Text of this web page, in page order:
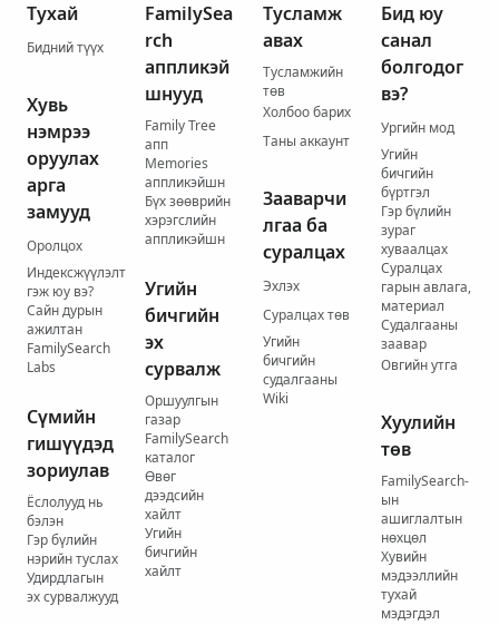
Тухай
Бидний түүх
Хувь
нэмрээ
оруулах
арга
замууд
Оролцох
Индексжүүлэлт
гэж юу вэ?
Сайн дурын
ажилтан
FamilySearch
Labs
Сүмийн
гишүүдэд
зориулав
Ёслолууд нь
бэлэн
Гэр бүлийн
нэрийн туслах
Удирдлагын
эх сурвалжууд
FamilySea
rch
аппликэй
шнууд
Family Tree
апп
Memories
аппликэйшн
Бүх зөөврийн
хэрэгслийн
аппликэйшн
Угийн
бичгийн
эх
сурвалж
Оршуулгын
газар
FamilySearch
каталог
Өвөг
дээдсийн
хайлт
Угийн
бичгийн
хайлт
Тусламж
авах
Тусламжийн
төв
Холбоо барих
Таны аккаунт
Зааварчи
лгаа ба
суралцах
Эхлэх
Суралцах төв
Угийн
бичгийн
судалгааны
Wiki
Бид юу
санал
болгодог
вэ?
Ургийн мод
Угийн
бичгийн
бүртгэл
Гэр бүлийн
зураг
хуваалцах
Суралцах
гарын авлага,
материал
Судалгааны
заавар
Овгийн утга
Хуулийн
төв
FamilySearch-
ын
ашиглалтын
нөхцөл
Хувийн
мэдээллийн
тухай
мэдэгдэл